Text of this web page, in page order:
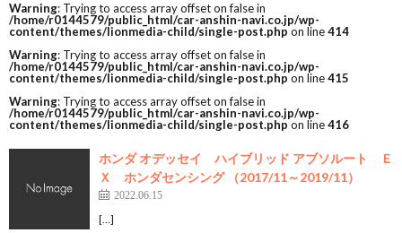
Warning: Trying to access array offset on false in
/home/r0144579/public_html/car-anshin-navi.co.jp/wp-
content/themes/lionmedia-child/single-post.php on line414
Warning: Trying to access array offset on false in
/home/r0144579/public_html/car-anshin-navi.co.jp/wp-
content/themes/lionmedia-child/single-post.php on line415
Warning: Trying to access array offset on false in
/home/r0144579/public_html/car-anshin-navi.co.jp/wp-
content/themes/lionmedia-child/single-post.php on line416
ホンダ オデッセイ ハイブリッド アブソルート Ｅ
Ｘ ホンダセンシング （2017/11～2019/11）
2022.06.15
[…]